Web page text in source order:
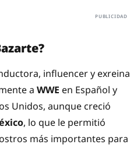
influencer y exreina
a WWE en Español y
Unidos, aunque creció
, lo que le permitió
más importantes para